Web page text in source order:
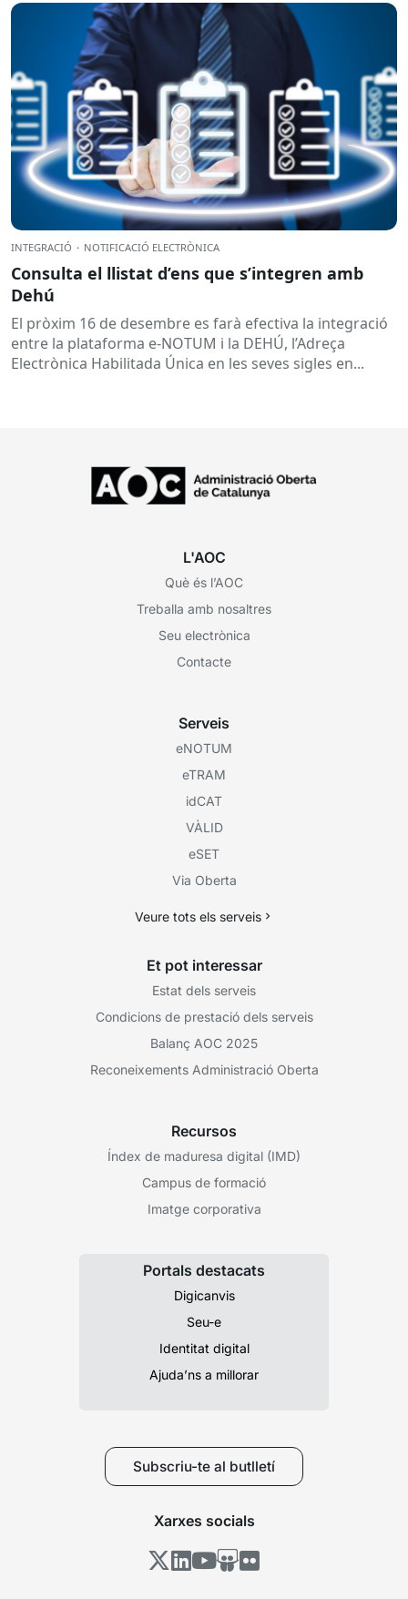
INTEGRACIÓ · NOTIFICACIÓ ELECTRÒNICA
Consulta el llistat d’ens que s’integren amb
Dehú
El pròxim 16 de desembre es farà efectiva la integració
entre la plataforma e-NOTUM i la DEHÚ, l’Adreça
Electrònica Habilitada Única en les seves sigles en...
L'AOC
Què és l’AOC
Treballa amb nosaltres
Seu electrònica
Contacte
Serveis
eNOTUM
eTRAM
idCAT
VÀLID
eSET
Via Oberta
Veure tots els serveis
Et pot interessar
Estat dels serveis
Condicions de prestació dels serveis
Balanç AOC 2025
Reconeixements Administració Oberta
Recursos
Índex de maduresa digital (IMD)
Campus de formació
Imatge corporativa
Portals destacats
Digicanvis
Seu-e
Identitat digital
Ajuda’ns a millorar
Subscriu-te al butlletí
Xarxes socials